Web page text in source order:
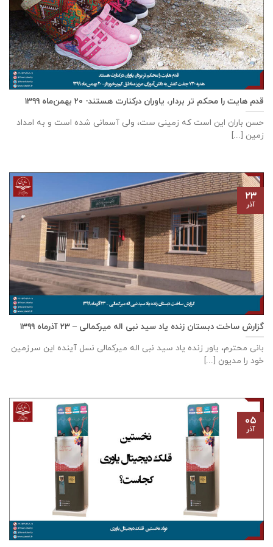
قدم هایت را محکم تر بردار، یاوران درکنارت هستند- ۲۰ بهمن‌ماه ۱۳۹۹
حسن باران این است که زمینی ست، ولی آسمانی شده است و به امداد
زمین [...]
گزارش ساخت دبستان زنده ياد سيد نبی اله ميركمالی – ۲۳ آذر‌ماه ۱۳۹۹
بانی محترم، یاور زنده ياد سيد نبی اله ميركمالی نسل آینده این سرزمین
خود را مدیون [...]
۲۳
آذر
۰۵
آذر